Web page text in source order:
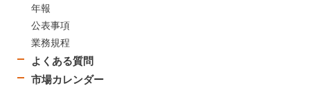
年報
公表事項
業務規程
よくある質問
市場カレンダー